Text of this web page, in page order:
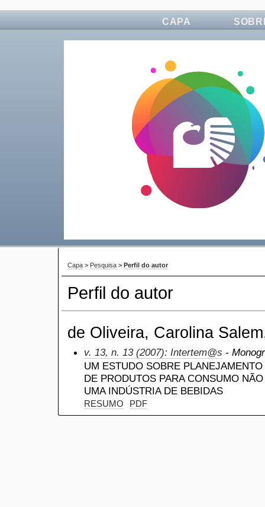
CAPA
Capa > Pesquisa > Perfil do autor
Perfil do autor
de Oliveira, Carolina
v. 13, n. 13 (2007): Intertem@s -
UM ESTUDO SOBRE
DE PRODUTOS PARA CONSUMO
UMA INDÚSTRIA DE BEBIDAS
RESUMO PDF